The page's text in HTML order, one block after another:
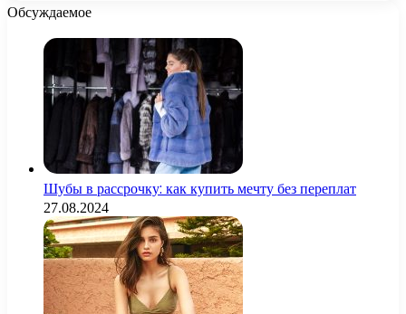
Обсуждаемое
Шубы в рассрочку: как купить мечту без переплат
27.08.2024